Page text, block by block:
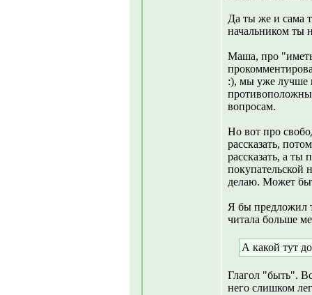
Да ты же и сама
начальником ты
Маша, про
:), мы уже лучше
вопросам.
Но вот про
рассказать,
рассказать, а
покупательской
делаю. Может
Я бы предложил
читала больше
А какой тут
Глагол "быть".
него слишком